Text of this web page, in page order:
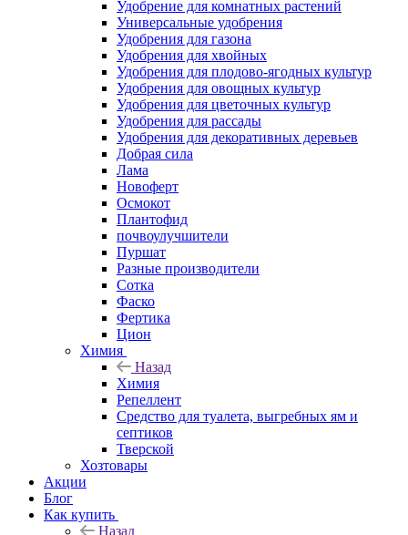
Удобрение для комнатных растений
Универсальные удобрения
Удобрения для газона
Удобрения для хвойных
Удобрения для плодово-ягодных культур
Удобрения для овощных культур
Удобрения для цветочных культур
Удобрения для рассады
Удобрения для декоративных деревьев
Добрая сила
Лама
Новоферт
Осмокот
Плантофид
почвоулучшители
Пуршат
Разные производители
Сотка
Фаско
Фертика
Цион
Химия
Назад
Химия
Репеллент
Средство для туалета, выгребных ям и
септиков
Тверской
Хозтовары
Акции
Блог
Как купить
Назад